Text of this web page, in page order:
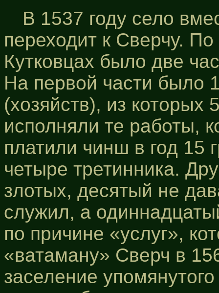
В 1537 году село
переходит к Сверчу.
Кутковцах было две
На первой части было
(хозяйств), из которых
исполняли те работы,
платили чинш в год 15
четыре третинника.
злотых, десятый не
служил, а
по причине «услуг»,
«ватаману» Сверч в
заселение